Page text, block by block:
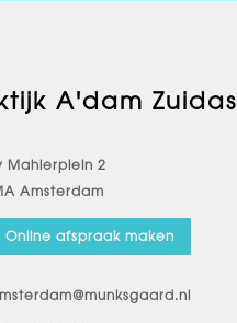
A'dam Zuidas
Mahlerplein 2
Amsterdam
Online afspraak maken